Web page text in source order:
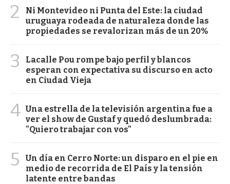
2
Ni Montevideo ni Punta del Este: la ciudad
uruguaya rodeada de naturaleza donde las
propiedades se revalorizan más de un 20%
3
Lacalle Pou rompe bajo perfil y blancos
esperan con expectativa su discurso en acto
en Ciudad Vieja
4 Una estrella de la televisión argentina fue a
ver el show de Gustaf y quedó deslumbrada:
"Quiero trabajar con vos"
5
Un día en Cerro Norte: un disparo en el pie en
medio de recorrida de El País y la tensión
latente entre bandas